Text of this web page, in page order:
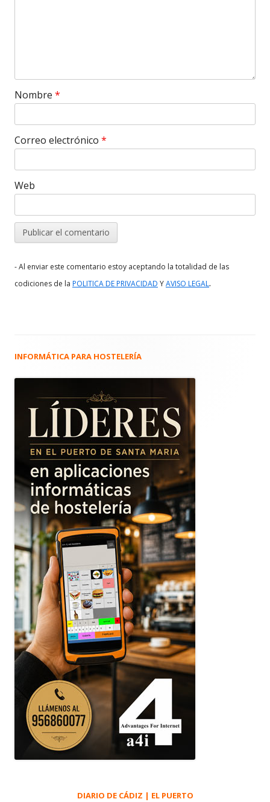
Nombre *
Correo electrónico *
Web
- Al enviar este comentario estoy aceptando la totalidad de las
codiciones de la POLITICA DE PRIVACIDAD YAVISO LEGAL.
Barra
principal
INFORMÁTICA PARA HOSTELERÍA
DIARIO DE CÁDIZ | EL PUERTO